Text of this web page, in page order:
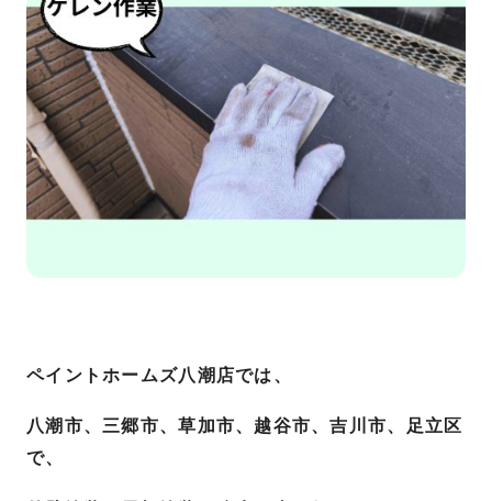
ペイントホームズ八潮店では、
八潮市、三郷市、草加市、越谷市、吉川市、足立区
で、